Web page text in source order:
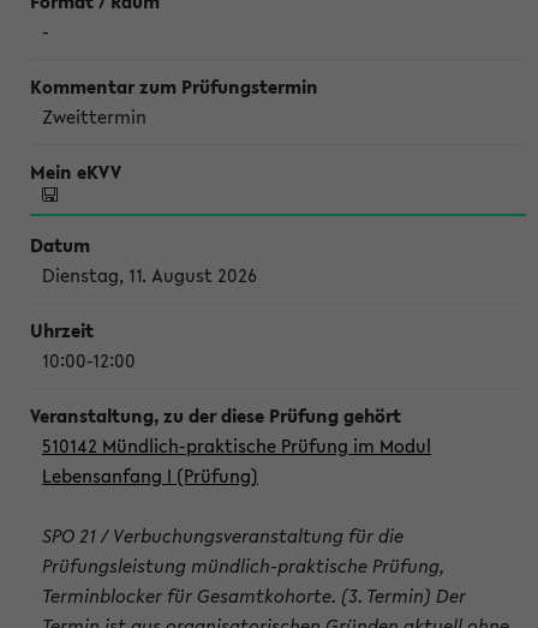
-
Zweittermin
Dienstag, 11. August 2026
10:00-12:00
510142 Mündlich-praktische Prüfung im Modul
Lebensanfang I (Prüfung)
SPO 21 / Verbuchungsveranstaltung für die
Prüfungsleistung mündlich-praktische Prüfung,
Terminblocker für Gesamtkohorte. (3. Termin) Der